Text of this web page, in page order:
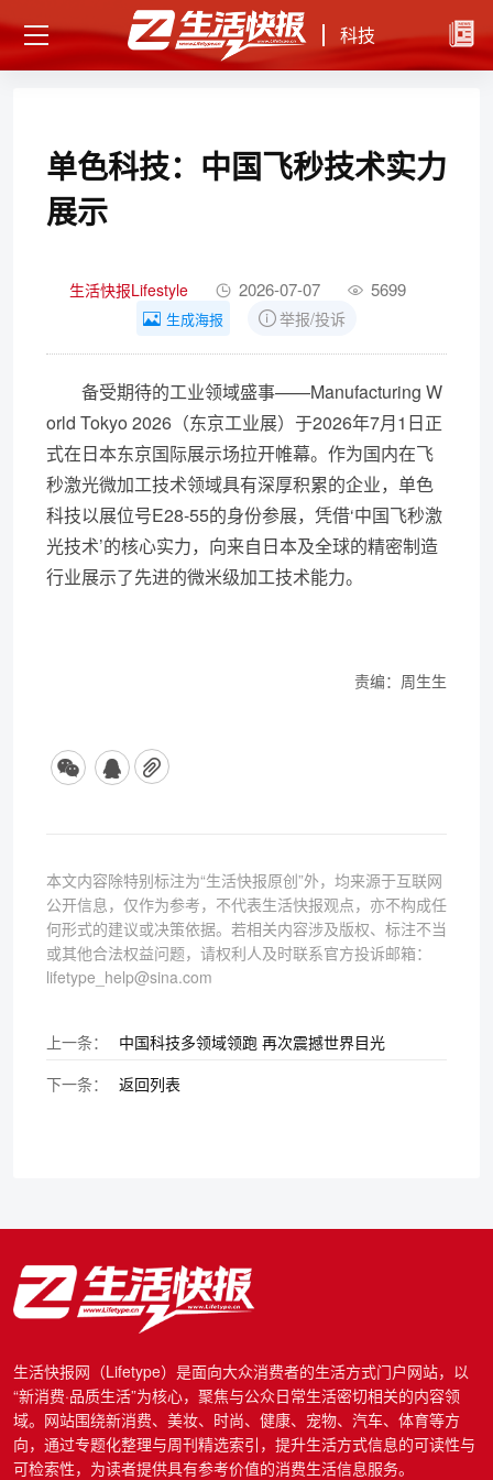
科技
单色科技：中国飞秒技术实力
展示
生活快报Lifestyle 2026-07-07 5699
生成海报 举报/投诉
备受期待的工业领域盛事——Manufacturing W
orld Tokyo 2026（东京工业展）于2026年7月1日正
式在日本东京国际展示场拉开帷幕。作为国内在飞
秒激光微加工技术领域具有深厚积累的企业，单色
科技以展位号E28-55的身份参展，凭借‘中国飞秒激
光技术’的核心实力，向来自日本及全球的精密制造
行业展示了先进的微米级加工技术能力。
责编：周生生
本文内容除特别标注为“生活快报原创”外，均来源于互联网
公开信息，仅作为参考，不代表生活快报观点，亦不构成任
何形式的建议或决策依据。若相关内容涉及版权、标注不当
或其他合法权益问题，请权利人及时联系官方投诉邮箱：
lifetype_help@sina.com
上一条：
中国科技多领域领跑 再次震撼世界目光
下一条：
返回列表
生活快报网（Lifetype）是面向大众消费者的生活方式门户网站，以
“新消费·品质生活”为核心，聚焦与公众日常生活密切相关的内容领
域。网站围绕新消费、美妆、时尚、健康、宠物、汽车、体育等方
向，通过专题化整理与周刊精选索引，提升生活方式信息的可读性与
可检索性，为读者提供具有参考价值的消费生活信息服务。